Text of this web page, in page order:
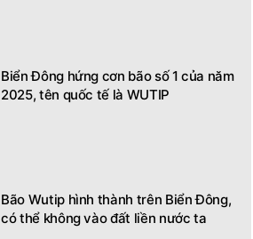
Biển Đông hứng cơn bão số 1 của năm
2025, tên quốc tế là WUTIP
Bão Wutip hình thành trên Biển Đông,
có thể không vào đất liền nước ta